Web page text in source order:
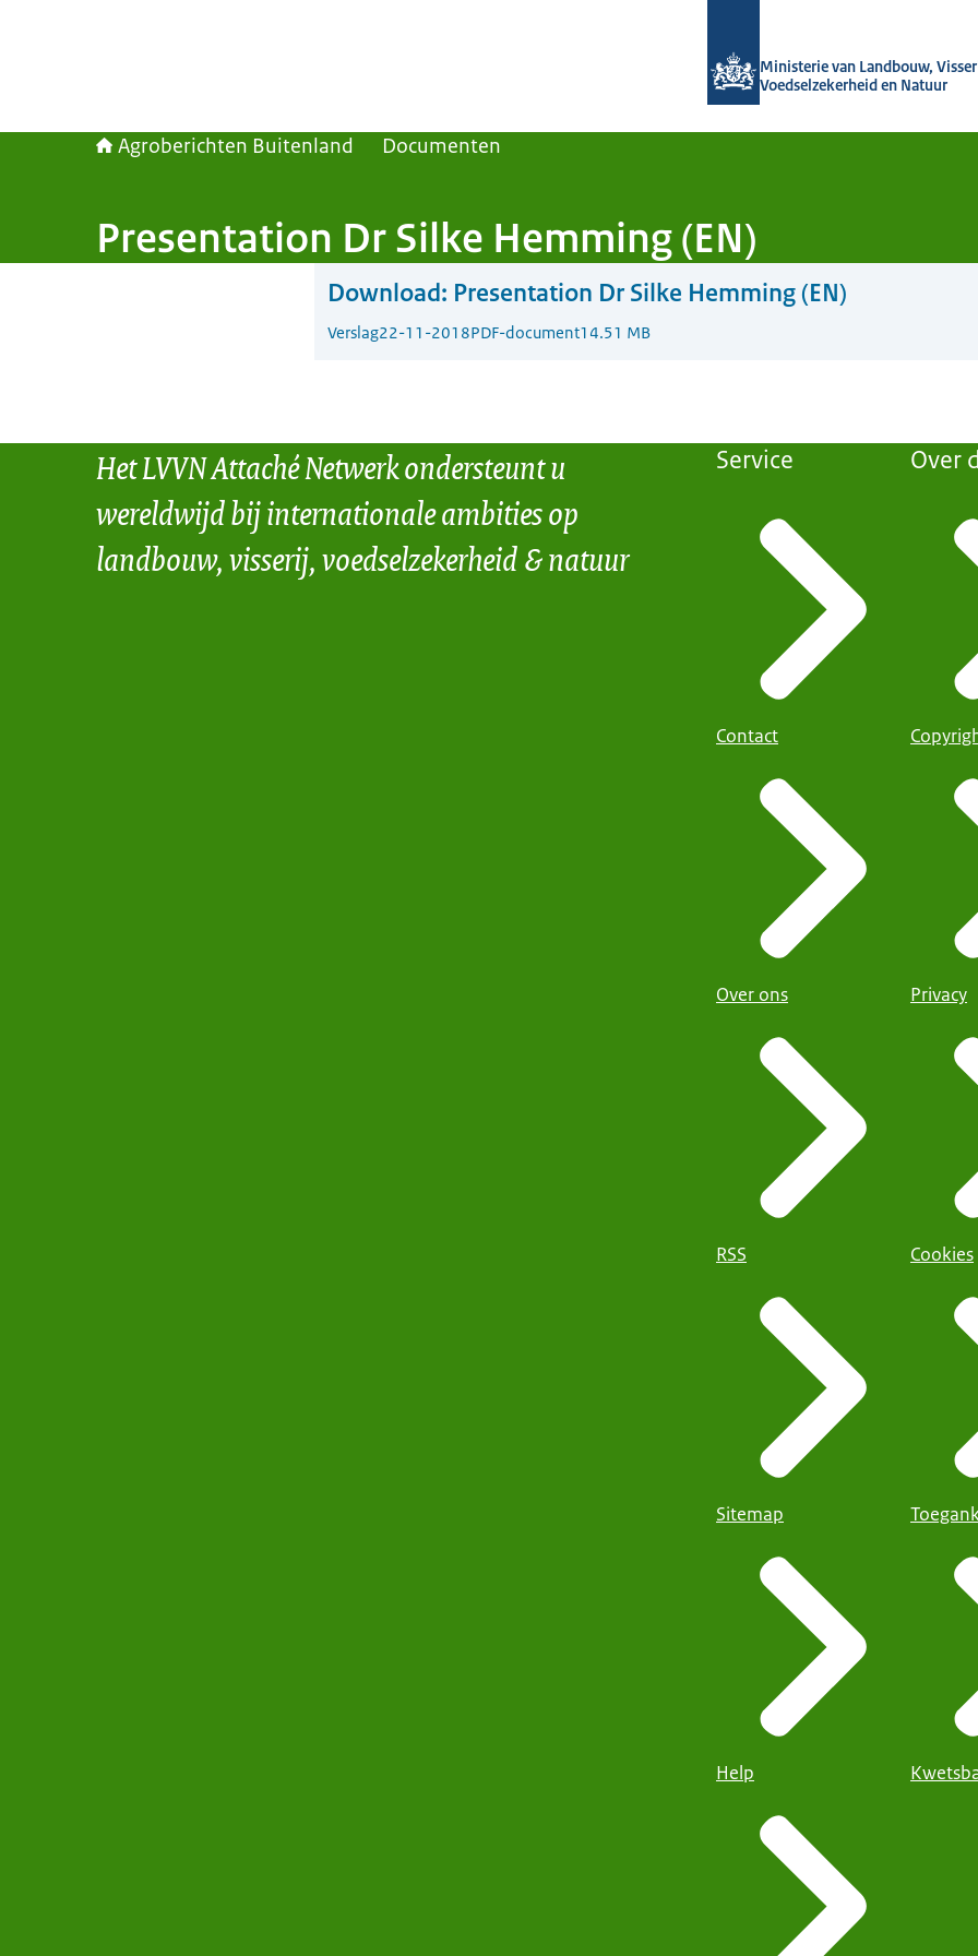
Ministerie van Landbouw,
Voedselzekerheid en Natuur
Agroberichten Buitenland Documenten
Presentation Dr Silke Hemming (EN)
Download: Presentation Dr Silke Hemming (EN)
Verslag22-11-2018PDF-document14.51 MB
Het LVVN Attaché Netwerk ondersteunt u
wereldwijd bij internationale ambities op
landbouw, visserij, voedselzekerheid & natuur
Service
Contact
Over ons
RSS
Sitemap
Help
Over
Privacy
Cookies